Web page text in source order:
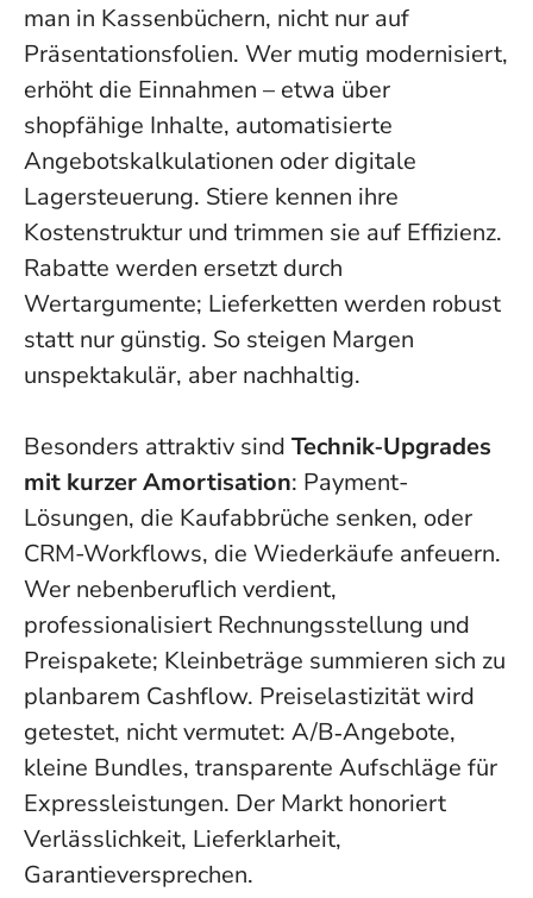
man in Kassenbüchern, nicht nur auf
Präsentationsfolien. Wer mutig modernisiert,
erhöht die Einnahmen – etwa über
shopfähige Inhalte, automatisierte
Angebotskalkulationen oder digitale
Lagersteuerung. Stiere kennen ihre
Kostenstruktur und trimmen sie auf Effizienz.
Rabatte werden ersetzt durch
Wertargumente; Lieferketten werden robust
statt nur günstig. So steigen Margen
unspektakulär, aber nachhaltig.
Besonders attraktiv sind Technik‑Upgrades
mit kurzer Amortisation: Payment-
Lösungen, die Kaufabbrüche senken, oder
CRM-Workflows, die Wiederkäufe anfeuern.
Wer nebenberuflich verdient,
professionalisiert Rechnungsstellung und
Preispakete; Kleinbeträge summieren sich zu
planbarem Cashflow. Preiselastizität wird
getestet, nicht vermutet: A/B‑Angebote,
kleine Bundles, transparente Aufschläge für
Expressleistungen. Der Markt honoriert
Verlässlichkeit, Lieferklarheit,
Garantieversprechen.